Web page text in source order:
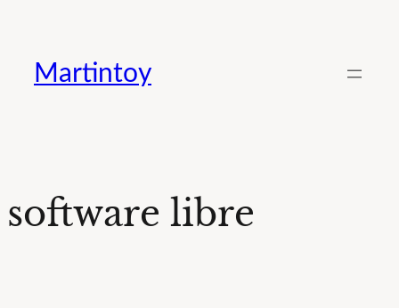
contenido
Martintoy
software libre